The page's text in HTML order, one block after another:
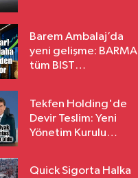
Barem Ambalaj’da
yeni gelişme: BARMA
tüm BIST
Tekfen Holding'de
Devir Teslim: Yeni
Yönetim Kurulu
Quick Sigorta Halka